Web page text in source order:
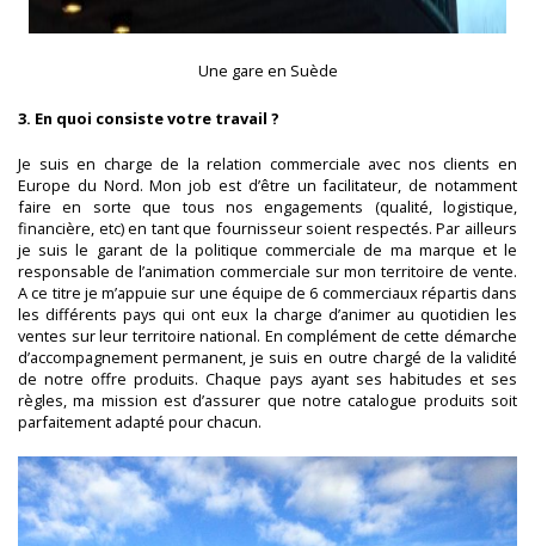
Une gare en Suède
3. En quoi consiste votre travail ?
Je suis en charge de la relation commerciale avec nos clients en
Europe du Nord. Mon job est d’être un facilitateur, de notamment
faire en sorte que tous nos engagements (qualité, logistique,
financière, etc) en tant que fournisseur soient respectés. Par ailleurs
je suis le garant de la politique commerciale de ma marque et le
responsable de l’animation commerciale sur mon territoire de vente.
A ce titre je m’appuie sur une équipe de 6 commerciaux répartis dans
les différents pays qui ont eux la charge d’animer au quotidien les
ventes sur leur territoire national. En complément de cette démarche
d’accompagnement permanent, je suis en outre chargé de la validité
de notre offre produits. Chaque pays ayant ses habitudes et ses
règles, ma mission est d’assurer que notre catalogue produits soit
parfaitement adapté pour chacun.